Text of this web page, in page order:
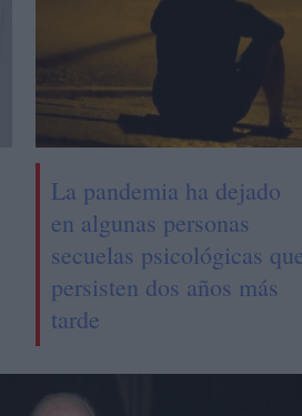
La pandemia ha dejado
en algunas personas
secuelas psicológicas
persisten dos años más
tarde